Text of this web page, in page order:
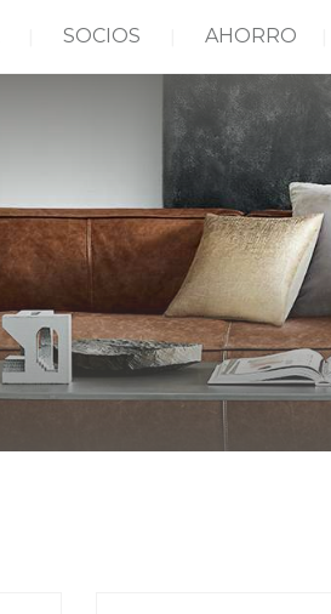
SOCIOS AHORRO